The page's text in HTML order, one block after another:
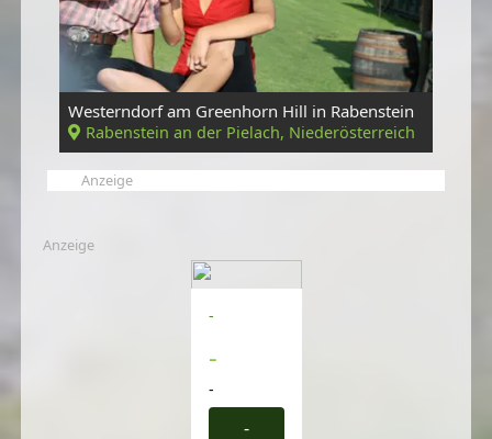
Westerndorf am Greenhorn Hill in Rabenstein
Rabenstein an der Pielach, Niederösterreich
Anzeige
Anzeige
-
-
-
-